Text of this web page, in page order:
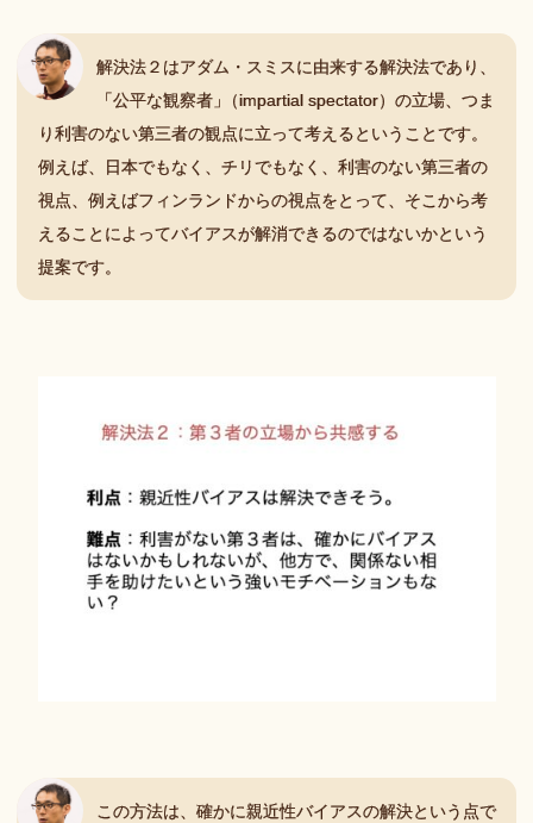
解決法２はアダム・スミスに由来する解決法であり 、
「公平な観察者」
（impartial spectator）の立場、つま
り利害のない第三者の観点に立って考えるということです。
例えば、日本でもなく、チリでもなく、利害のない第三者の
視点、例えばフィンランドからの視点をとって、そこから考
えることによってバイアスが解消できるのではないかという
提案です。
この方法は、確かに親近性バイアスの解決という点で